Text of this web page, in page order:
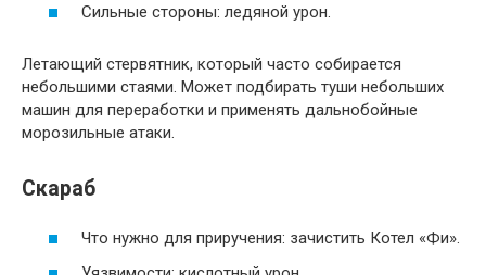
Сильные стороны: ледяной урон.
Летающий стервятник, который часто собирается
небольшими стаями. Может подбирать туши небольших
машин для переработки и применять дальнобойные
морозильные атаки.
Скараб
Что нужно для приручения: зачистить Котел «Фи».